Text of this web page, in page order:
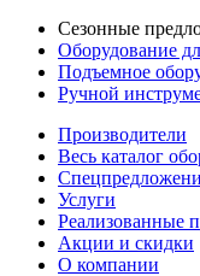
Сезонные
Оборудование
Подъемное
Ручной
Производители
Весь каталог
Услуги
Реализованные
Акции и скидки
О компании